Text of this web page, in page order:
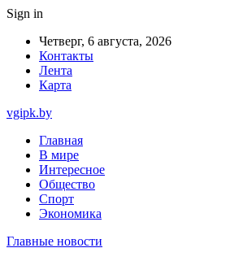
Sign in
Четверг, 6 августа, 2026
Контакты
Лента
Карта
vgipk.by
Главная
В мире
Интересное
Общество
Спорт
Экономика
Главные новости